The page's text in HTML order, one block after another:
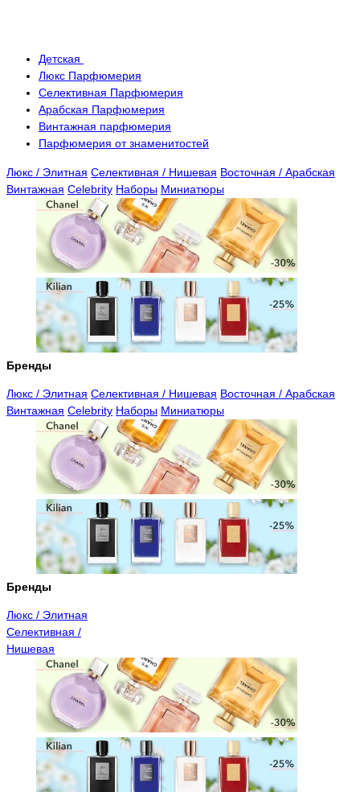
Детская
Люкс Парфюмерия
Селективная Парфюмерия
Арабская Парфюмерия
Винтажная парфюмерия
Парфюмерия от знаменитостей
Люкс / Элитная Селективная / Нишевая Восточная / Арабская
Винтажная Celebrity Наборы Миниатюры
Бренды
Люкс / Элитная Селективная / Нишевая Восточная / Арабская
Винтажная Celebrity Наборы Миниатюры
Бренды
Люкс / Элитная
Селективная /
Нишевая